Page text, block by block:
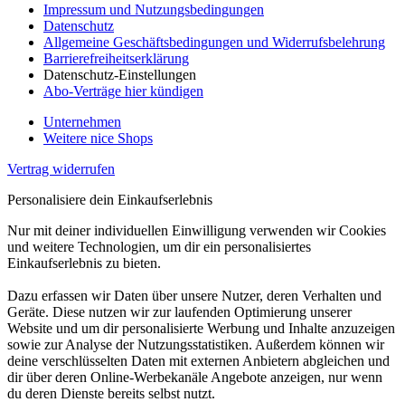
Impressum und Nutzungsbedingungen
Datenschutz
Allgemeine Geschäftsbedingungen und Widerrufsbelehrung
Barrierefreiheitserklärung
Datenschutz-Einstellungen
Abo-Verträge hier kündigen
Unternehmen
Weitere nice Shops
Vertrag widerrufen
Personalisiere dein Einkaufserlebnis
Nur mit deiner individuellen Einwilligung verwenden wir Cookies
und weitere Technologien, um dir ein personalisiertes
Einkaufserlebnis zu bieten.
Dazu erfassen wir Daten über unsere Nutzer, deren Verhalten und
Geräte. Diese nutzen wir zur laufenden Optimierung unserer
Website und um dir personalisierte Werbung und Inhalte anzuzeigen
sowie zur Analyse der Nutzungsstatistiken. Außerdem können wir
deine verschlüsselten Daten mit externen Anbietern abgleichen und
dir über deren Online-Werbekanäle Angebote anzeigen, nur wenn
du deren Dienste bereits selbst nutzt.